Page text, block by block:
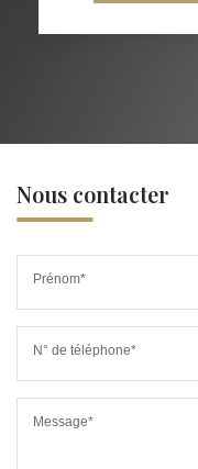
Nous contacter
Prénom*
N° de téléphone*
Message*